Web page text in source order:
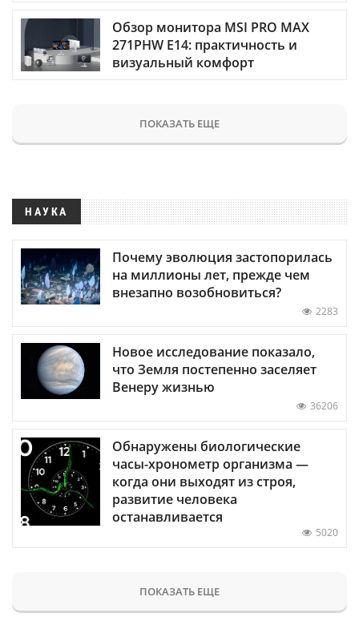
Обзор монитора MSI PRO MAX
271PHW E14: практичность и
визуальный комфорт
ПОКАЗАТЬ ЕЩЕ
НАУКА
Почему эволюция застопорилась
на миллионы лет, прежде чем
внезапно возобновиться?
2283
Новое исследование показало,
что Земля постепенно заселяет
Венеру жизнью
36206
Обнаружены биологические
часы-хронометр организма —
когда они выходят из строя,
развитие человека
останавливается
5020
ПОКАЗАТЬ ЕЩЕ